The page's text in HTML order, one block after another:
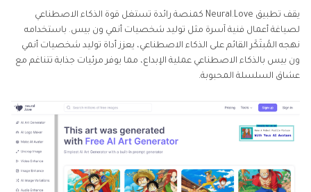
يقف تطبيق Neural.Love كمنصة رائدة تستغل قوة الذكاء الاصطناعي
لصياغة أعمال فنية آسرة مثل توليد شخصيات أنمي ون بيس. باستخدامه
نهجه المُبتَكَر القائم على الذكاء الاصطناعي، يعزز أداة توليد شخصيات أنمي
ون بيس بالذكاء الاصطناعي عملية الإبداع، مما يوفر مرئيات جذابة تتناغم مع
عشاق السلسلة المحبوبة.